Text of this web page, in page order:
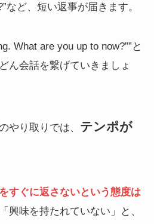
など、短い返事が届きます。
What are you up to now?””と
ん会話を繋げていきましょ
やり取りでは、 テンポが
すぐに返さないという態度は
興味を持たれていない」と、